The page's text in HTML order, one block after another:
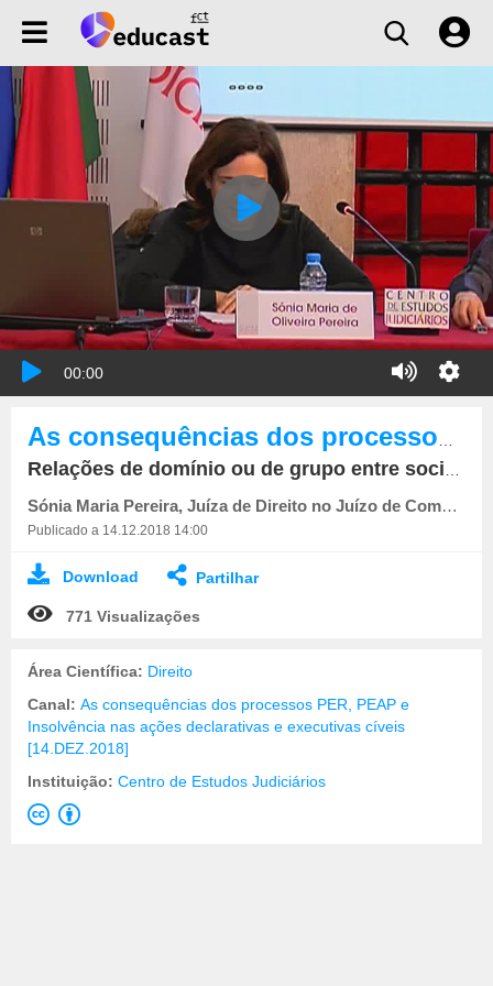
00:00
Relações de domínio ou de grupo entre sociedades comerciais e o seu reflexo na apensação de PER
Sónia Maria Pereira, Juíza de Direito no Juízo de Comércio de Coimbra
Publicado a 14.12.2018 14:00
Download Partilhar
771 Visualizações
Área Científica: Direito
Canal: As consequências dos processos PER, PEAP e
Insolvência nas ações declarativas e executivas cíveis
[14.DEZ.2018]
Instituição: Centro de Estudos Judiciários